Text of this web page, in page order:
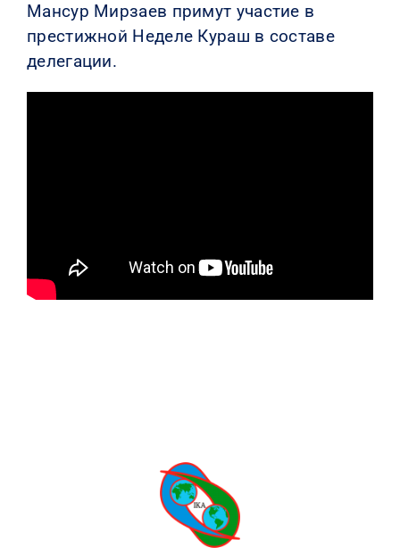
Мансур Мирзаев примут участие в
престижной Неделе Кураш в составе
делегации.